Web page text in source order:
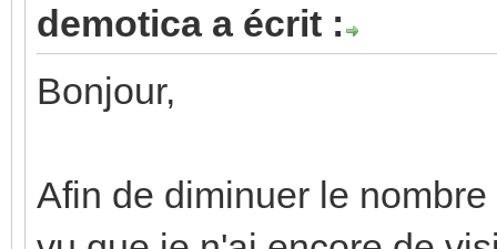
demotica a écrit :
Bonjour,
Afin de diminuer le